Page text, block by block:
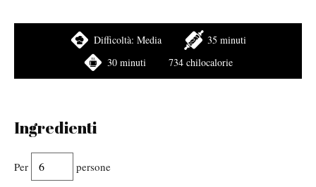
Difficoltà: Media
35 minuti
30 minuti
734 chilocalorie
Ingredienti
Per persone